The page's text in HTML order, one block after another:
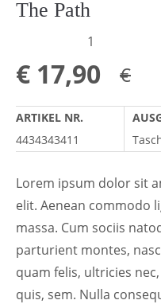
The Path
1
€ 17,90 €
ARTIKEL NR.
4434343411
Lorem ipsum dolor sit
elit. Aenean commodo
massa. Cum sociis
parturient montes,
quam felis, ultricies
quis, sem. Nulla